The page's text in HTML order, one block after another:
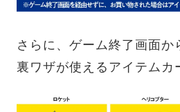
さらに、ゲーム終了画面か
裏ワザが使えるアイテムカ